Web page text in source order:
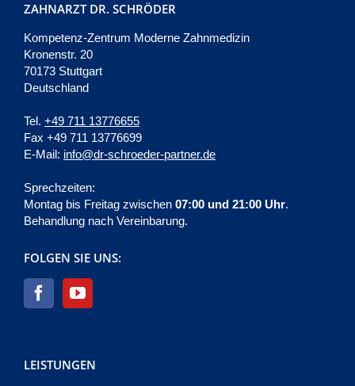
ZAHNARZT DR. SCHRÖDER
Kompetenz-Zentrum Moderne Zahnmedizin
Kronenstr. 20
70173 Stuttgart
Deutschland
Tel. +49 711 13776655
Fax +49 711 13776699
E-Mail: info@dr-schroeder-partner.de
Sprechzeiten:
Montag bis Freitag zwischen 07:00 und 21:00 Uhr.
Behandlung nach Vereinbarung.
FOLGEN SIE UNS:
LEISTUNGEN